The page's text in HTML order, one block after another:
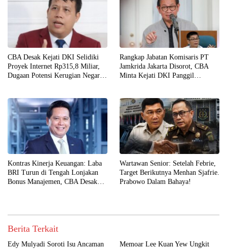
CBA Desak Kejati DKI Selidiki
Proyek Internet Rp315,8 Miliar,
Dugaan Potensi Kerugian Negara
Rangkap Jabatan Komisaris PT
Jamkrida Jakarta Disorot, CBA
Minta Kejati DKI Panggil
Kontras Kinerja Keuangan: Laba
BRI Turun di Tengah Lonjakan
Bonus Manajemen, CBA Desak
Wartawan Senior: Setelah Febrie,
Target Berikutnya Menhan Sjafrie.
Prabowo Dalam Bahaya!
Berita Terkait
Edy Mulyadi Soroti Isu Ancaman
Memoar Lee Kuan Yew Ungkit